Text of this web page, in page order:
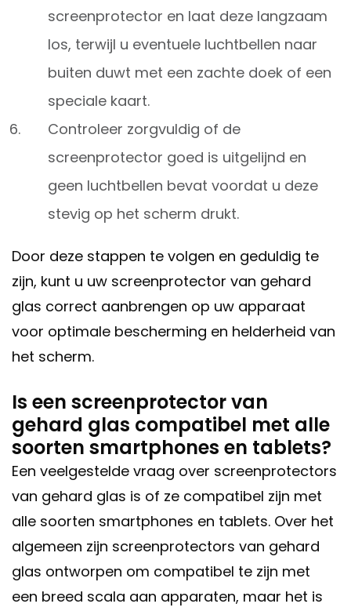
screenprotector en laat deze langzaam
los, terwijl u eventuele luchtbellen naar
buiten duwt met een zachte doek of een
speciale kaart.
Controleer zorgvuldig of de
screenprotector goed is uitgelijnd en
geen luchtbellen bevat voordat u deze
stevig op het scherm drukt.
Door deze stappen te volgen en geduldig te
zijn, kunt u uw screenprotector van gehard
glas correct aanbrengen op uw apparaat
voor optimale bescherming en helderheid van
het scherm.
Is een screenprotector van
gehard glas compatibel met alle
soorten smartphones en tablets?
Een veelgestelde vraag over screenprotectors
van gehard glas is of ze compatibel zijn met
alle soorten smartphones en tablets. Over het
algemeen zijn screenprotectors van gehard
glas ontworpen om compatibel te zijn met
een breed scala aan apparaten, maar het is